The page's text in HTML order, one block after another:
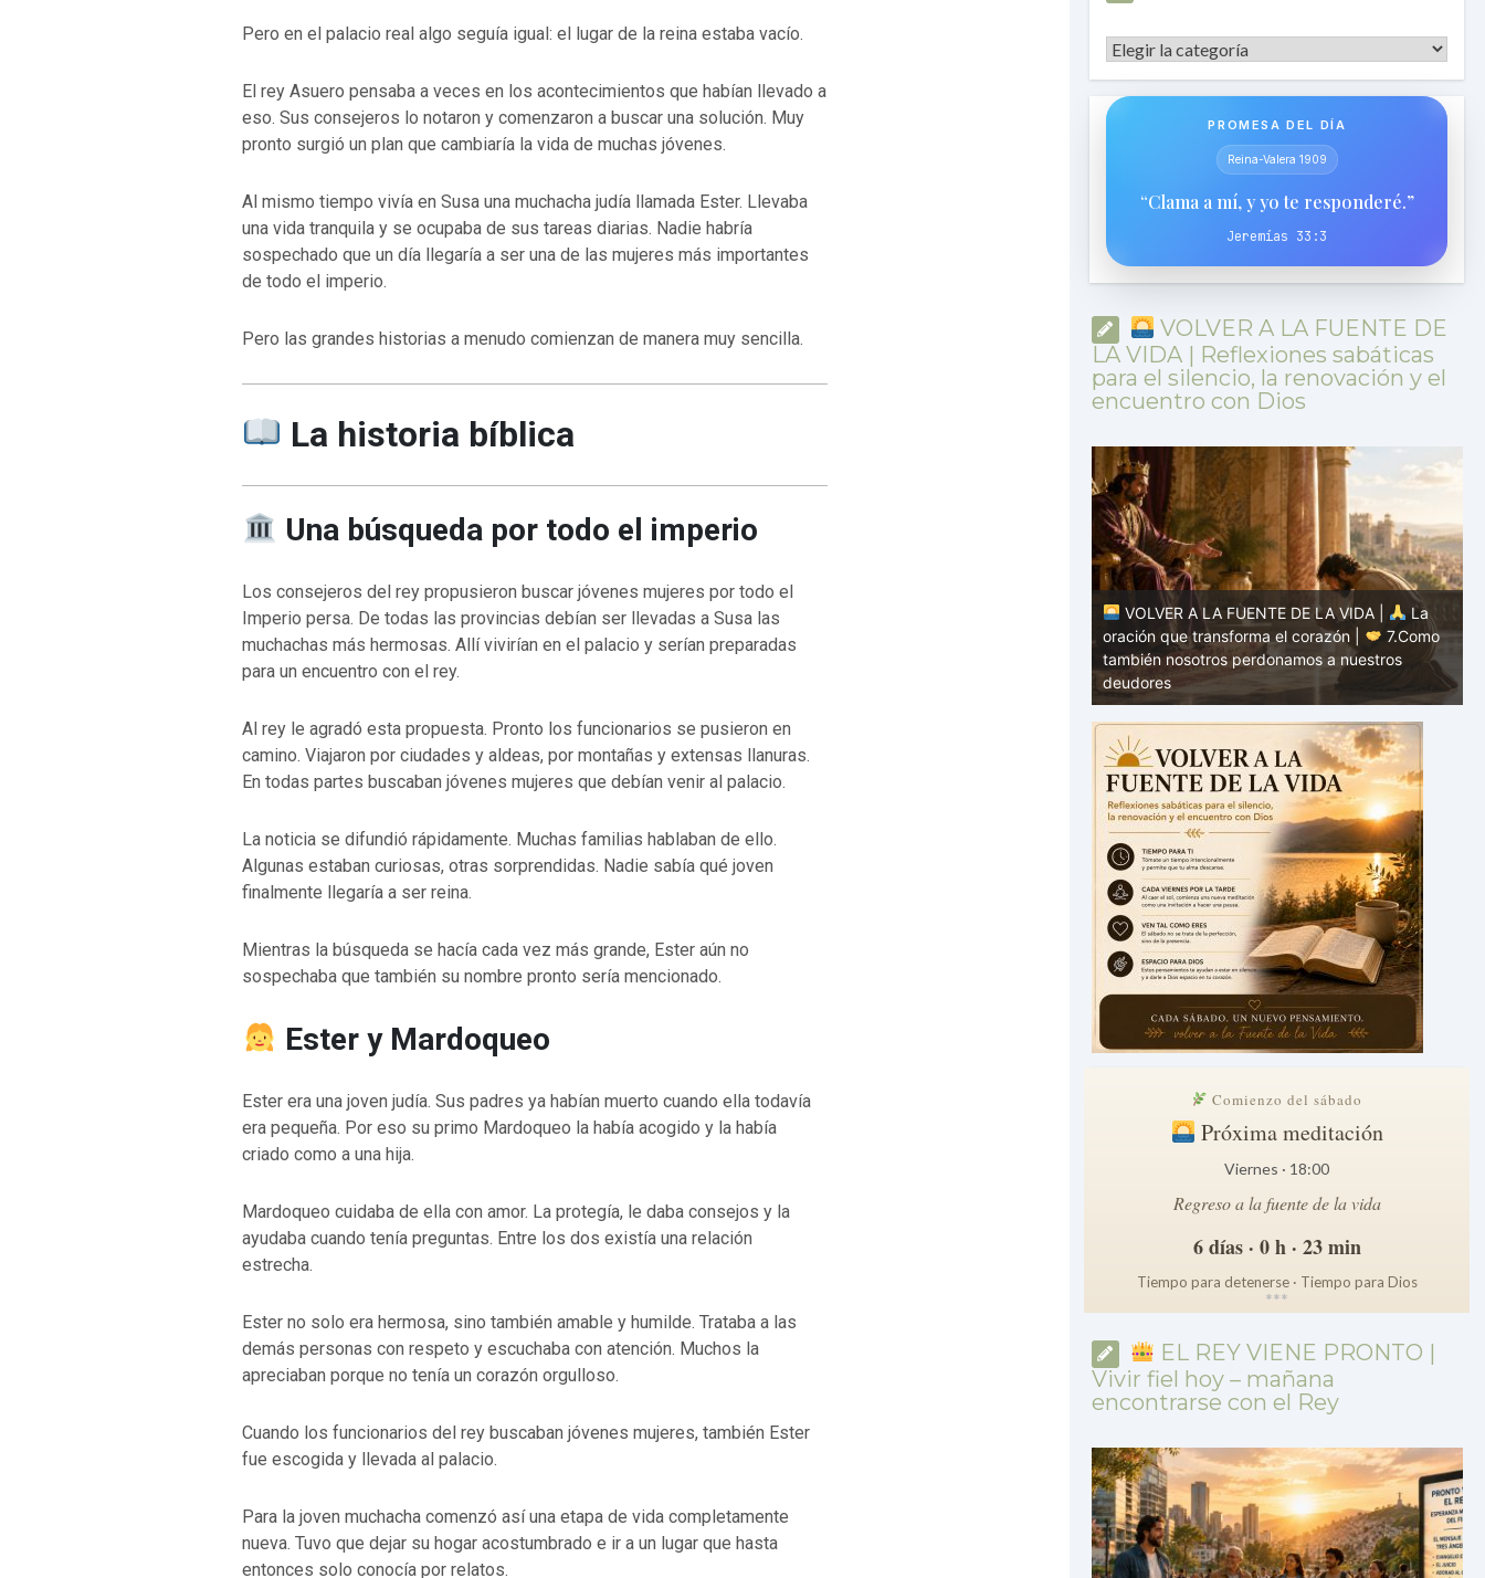
Pero en el palacio real algo seguía igual: el lugar de la reina estaba vacío.
El rey Asuero pensaba a veces en los acontecimientos que habían llevado a
eso. Sus consejeros lo notaron y comenzaron a buscar una solución. Muy
pronto surgió un plan que cambiaría la vida de muchas jóvenes.
Al mismo tiempo vivía en Susa una muchacha judía llamada Ester. Llevaba
una vida tranquila y se ocupaba de sus tareas diarias. Nadie habría
sospechado que un día llegaría a ser una de las mujeres más importantes
de todo el imperio.
Pero las grandes historias a menudo comienzan de manera muy sencilla.
La historia bíblica
Una búsqueda por todo el imperio
Los consejeros del rey propusieron buscar jóvenes mujeres por todo el
Imperio persa. De todas las provincias debían ser llevadas a Susa las
muchachas más hermosas. Allí vivirían en el palacio y serían preparadas
para un encuentro con el rey.
Al rey le agradó esta propuesta. Pronto los funcionarios se pusieron en
camino. Viajaron por ciudades y aldeas, por montañas y extensas llanuras.
En todas partes buscaban jóvenes mujeres que debían venir al palacio.
La noticia se difundió rápidamente. Muchas familias hablaban de ello.
Algunas estaban curiosas, otras sorprendidas. Nadie sabía qué joven
finalmente llegaría a ser reina.
Mientras la búsqueda se hacía cada vez más grande, Ester aún no
sospechaba que también su nombre pronto sería mencionado.
Ester y Mardoqueo
Ester era una joven judía. Sus padres ya habían muerto cuando ella todavía
era pequeña. Por eso su primo Mardoqueo la había acogido y la había
criado como a una hija.
Mardoqueo cuidaba de ella con amor. La protegía, le daba consejos y la
ayudaba cuando tenía preguntas. Entre los dos existía una relación
estrecha.
Ester no solo era hermosa, sino también amable y humilde. Trataba a las
demás personas con respeto y escuchaba con atención. Muchos la
apreciaban porque no tenía un corazón orgulloso.
Cuando los funcionarios del rey buscaban jóvenes mujeres, también Ester
fue escogida y llevada al palacio.
Para la joven muchacha comenzó así una etapa de vida completamente
nueva. Tuvo que dejar su hogar acostumbrado e ir a un lugar que hasta
entonces solo conocía por relatos.
Categorías
PROMESA DEL DÍA
Reina-Valera 1909
“Clama a mí, y yo te responderé.”
Jeremías 33:3
VOLVER A LA FUENTE DE
LA VIDA | Reflexiones sabáticas
para el silencio, la renovación y el
encuentro con Dios
VOLVER A LA FUENTE DE LA VIDA |
oración que transforma el corazón |
8.No nos
dejes caer en tentación
VOLVER A LA FUENTE DE LA VIDA |
oración que transforma el corazón |
también nosotros perdonamos a nuestros
VOLVER A LA FUENTE DE LA VIDA |
La
oración que transforma el corazón |
6.Y
perdónanos nuestras deudas
Comienzo del sábado
Próxima meditación
Viernes · 18:00
Regreso a la fuente de la vida
6 días · 0 h · 23 min
Tiempo para detenerse · Tiempo para Dios
***
EL REY VIENE PRONTO |
Vivir fiel hoy – mañana
encontrarse con el Rey